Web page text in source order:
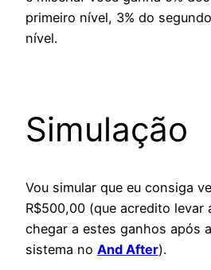
primeiro nível, 3% do
nível.
Simulação
Vou simular que eu consiga
R$500,00 (que acredito levar
chegar a estes ganhos após
sistema no And After).